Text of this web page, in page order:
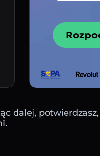
dalej,